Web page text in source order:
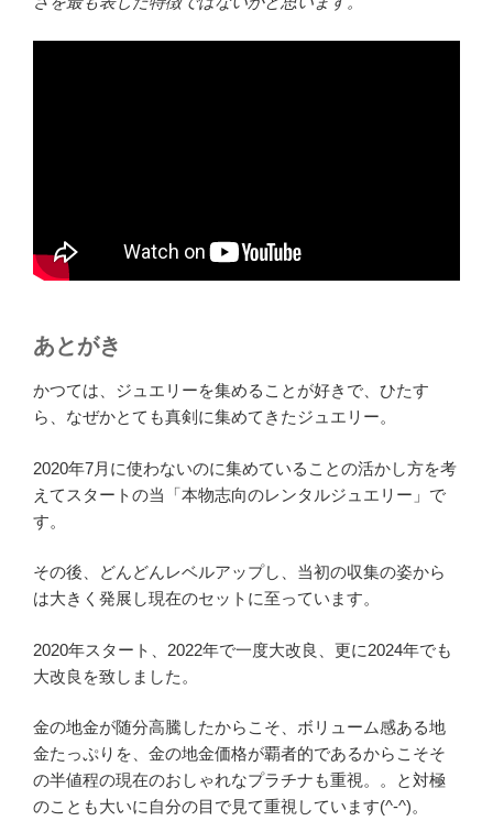
あとがき
かつては、ジュエリーを集めることが好きで、ひたす
ら、なぜかとても真剣に集めてきたジュエリー。
2020年7月に使わないのに集めていることの活かし方を考
えてスタートの当「本物志向のレンタルジュエリー」で
す。
その後、どんどんレベルアップし、当初の収集の姿から
は大きく発展し現在のセットに至っています。
2020年スタート、2022年で一度大改良、更に2024年でも
大改良を致しました。
金の地金が随分高騰したからこそ、ボリューム感ある地
金たっぷりを、金の地金価格が覇者的であるからこそそ
の半値程の現在のおしゃれなプラチナも重視。。と対極
のことも大いに自分の目で見て重視しています(^-^)。